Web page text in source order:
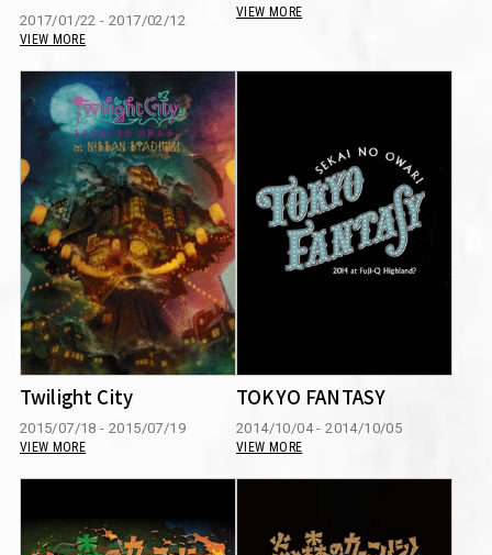
2017/01/22 - 2017/02/12
VIEW MORE
VIEW MORE
Twilight City
2015/07/18 - 2015/07/19
VIEW MORE
TOKYO FANTASY
2014/10/04 - 2014/10/05
VIEW MORE